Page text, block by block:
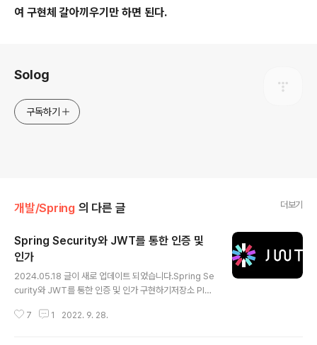
여 구현체 갈아끼우기만 하면 된다.
Solog
구독하기
개발/Spring 의 다른 글 더보기
Spring Security와 JWT를 통한 인증 및
인가
2024.05.18 글이 새로 업데이트 되었습니다.Spring Se
curity와 JWT를 통한 인증 및 인가 구현하기저장소 Play
Playground🛝 개발 공부 놀이터 🛝. Contribute to s
7 1 2022. 9. 28.